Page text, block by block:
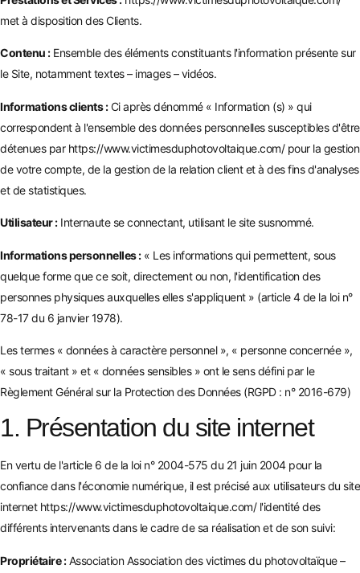
met à disposition des Clients.
Contenu :Ensemble des éléments constituants l'information présente sur
le Site, notamment textes – images – vidéos.
Informations clients :Ci après dénommé « Information (s) » qui
correspondent à l'ensemble des données personnelles susceptibles d'être
détenues par https://www.victimesduphotovoltaique.com/pour la gestion
de votre compte, de la gestion de la relation client et à des fins d'analyses
et de statistiques.
Utilisateur :Internaute se connectant, utilisant le site susnommé.
Informations personnelles :« Les informations qui permettent, sous
quelque forme que ce soit, directement ou non, l'identification des
personnes physiques auxquelles elles s'appliquent » (article 4 de la loi n°
78-17 du 6 janvier 1978).
Les termes « données à caractère personnel », « personne concernée »,
« sous traitant » et « données sensibles » ont le sens défini par le
Règlement Général sur la Protection des Données (RGPD : n° 2016-679)
1. Présentation du site internet
En vertu de l'article 6 de la loi n° 2004-575 du 21 juin 2004 pour la
confiance dans l'économie numérique, il est précisé aux utilisateurs du site
internet https://www.victimesduphotovoltaique.com/l'identité des
différents intervenants dans le cadre de sa réalisation et de son suivi:
Propriétaire :Association Association des victimes du photovoltaïque –